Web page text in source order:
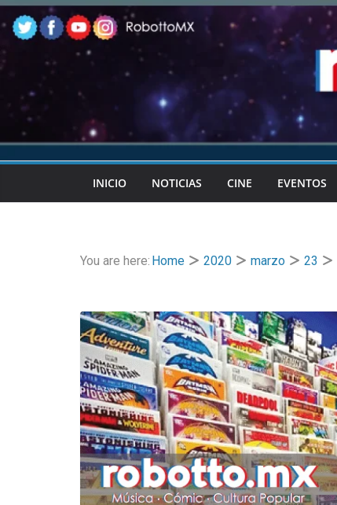
Skip
to
content
INICIO NOTICIAS CINE EVENTOS
You are here: Home 2020 marzo 23